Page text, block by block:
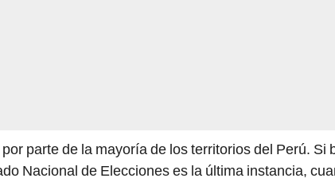
parte de la mayoría de los territorios del Perú. Si
Nacional de Elecciones es la última instancia,